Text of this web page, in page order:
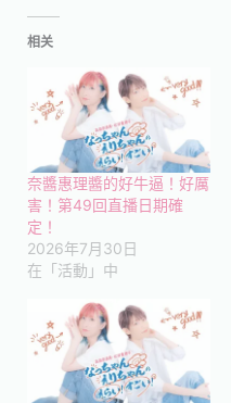
相关
奈醬惠理醬的好牛逼！好厲
害！第49回直播日期確
定！
2026年7月30日
在「活動」中